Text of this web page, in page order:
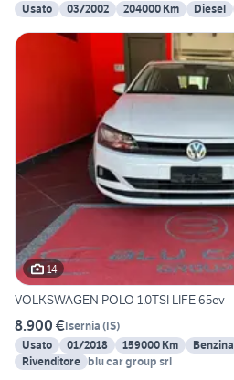
Usato
03/2002 204000 Km Diesel
14
VOLKSWAGEN POLO 1.0TSI LIFE 65cv
8.900 €Isernia (IS)
Usato
01/2018 159000 Km Benzina
Rivenditore blu car group srl